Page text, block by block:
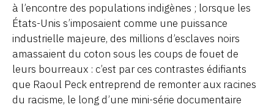
à l’encontre des populations indigènes ; lorsque les
États-Unis s’imposaient comme une puissance
industrielle majeure, des millions d’esclaves noirs
amassaient du coton sous les coups de fouet de
leurs bourreaux : c’est par ces contrastes édifiants
que Raoul Peck entreprend de remonter aux racines
du racisme, le long d’une mini-série documentaire